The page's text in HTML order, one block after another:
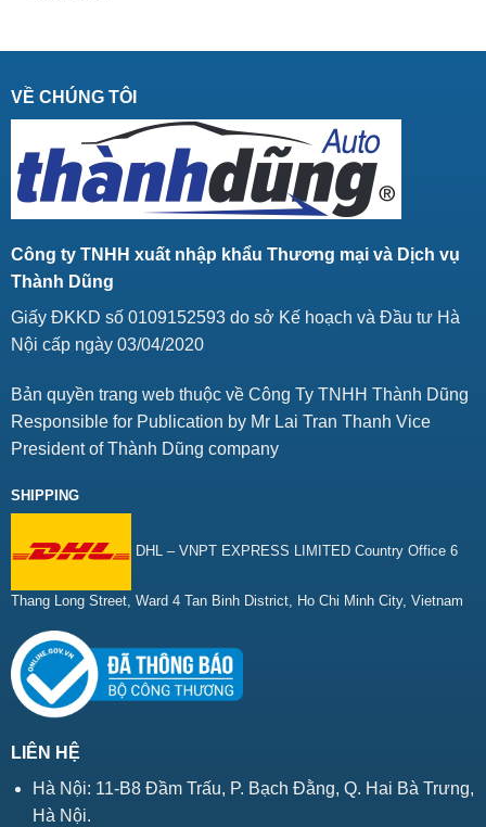
VỀ CHÚNG TÔI
Công ty TNHH xuất nhập khẩu Thương mại và Dịch vụ
Thành Dũng
Giấy ĐKKD số 0109152593 do sở Kế hoạch và Đầu tư Hà
Nội cấp ngày 03/04/2020
Bản quyền trang web thuộc về Công Ty TNHH Thành Dũng
Responsible for Publication by Mr Lai Tran Thanh Vice
President of Thành Dũng company
SHIPPING
DHL – VNPT EXPRESS LIMITED Country Office 6
Thang Long Street, Ward 4 Tan Binh District, Ho Chi Minh City, Vietnam
LIÊN HỆ
Hà Nội: 11-B8 Đầm Trấu, P. Bạch Đằng, Q. Hai Bà Trưng,
Hà Nội.